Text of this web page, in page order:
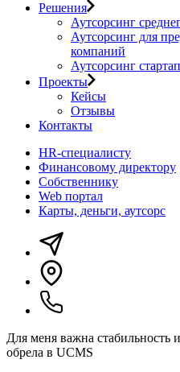
Решения
Аутсорсинг
Аутсорсинг для
компаний
Аутсорсинг
Проекты
Кейсы
Отзывы
Контакты
HR-специалисту
Финансовому директору
Собственнику
Web портал
Карты, деньги, аутсорс
Для меня важна стабильность
обрела в UCMS